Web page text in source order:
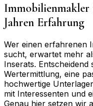
Immobilienmakler
Jahren Erfahrung
Wer einen erfahrenen
sucht, erwartet mehr
Inserats. Entscheidend
Wertermittlung, eine
hochwertige
mit Interessenten und
Genau hier setzen wir